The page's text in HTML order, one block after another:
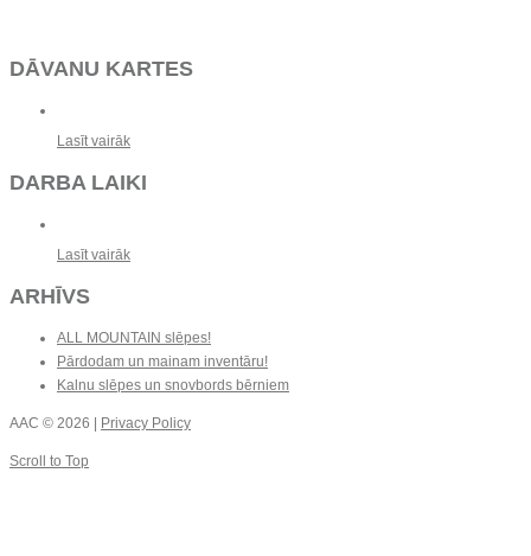
DĀVANU KARTES
Lasīt vairāk
DARBA LAIKI
Lasīt vairāk
ARHĪVS
ALL MOUNTAIN slēpes!
Pārdodam un mainam inventāru!
Kalnu slēpes un snovbords bērniem
AAC © 2026 | Privacy Policy
Scroll to Top